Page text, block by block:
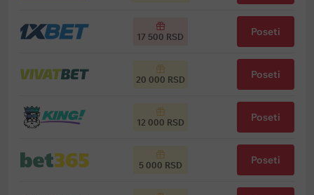
17 500 RSD Poseti
20 000 RSD Poseti
12 000 RSD Poseti
5 000 RSD Poseti